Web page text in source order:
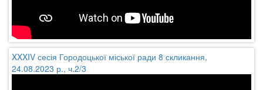
XXXIV сесія Городоцької міської ради 8 скликання,
24.08.2023 р., ч.2/3